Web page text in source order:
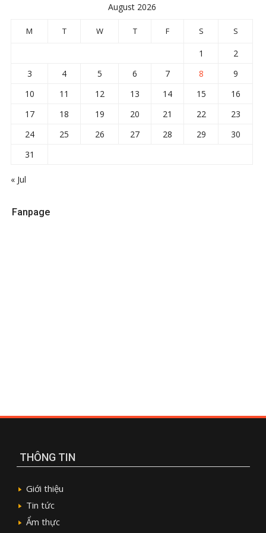
August 2026
M T W T F S S
1
2
3
4 5 6 7 8
9
10
11 12 13 14 15
16
17
18 19 20 21 22
23
24
25 26 27 28 29
30
31
« Jul
Fanpage
THÔNG TIN
Giới thiệu
Tin tức
Ẩm thực